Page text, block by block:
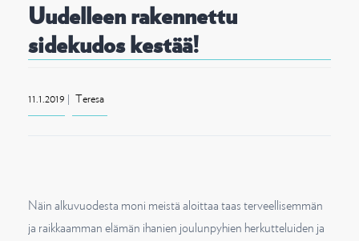
Uudelleen rakennettu
sidekudos kestää!
11.1.2019 | Teresa
Näin alkuvuodesta moni meistä aloittaa taas terveellisemmän
ja raikkaamman elämän ihanien joulunpyhien herkutteluiden ja